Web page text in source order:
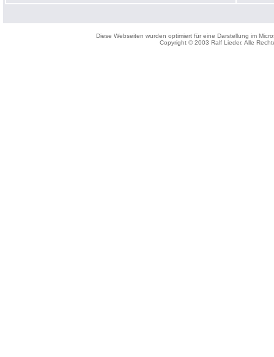
Diese Webseiten wurden optimiert für eine Darstellung im
Copyright © 2003 Ralf Lieder. Alle